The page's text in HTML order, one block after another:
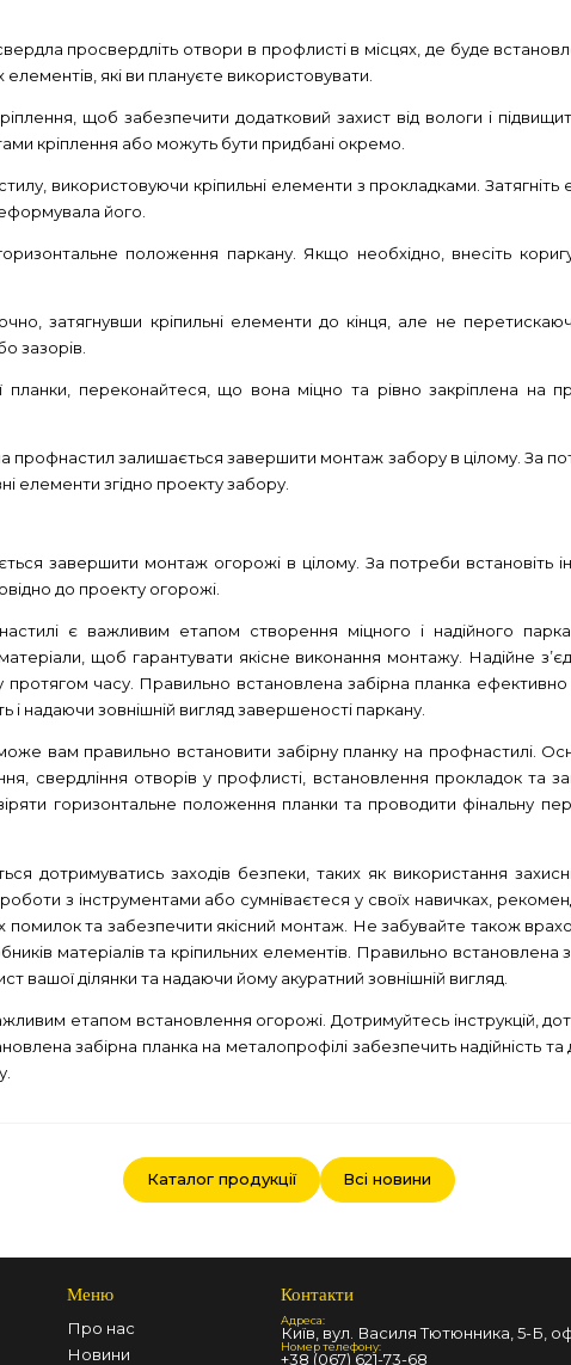
просвердліть отвори в профлисті в місцях, де буде
елементів, які ви плануєте використовувати.
щоб забезпечити додатковий захист від вологи і
кріплення або можуть бути придбані окремо.
використовуючи кріпильні елементи з прокладками.
його.
положення паркану. Якщо необхідно, внесіть
затягнувши кріпильні елементи до кінця, але не
зазорів.
планки, переконайтеся, що вона міцно та рівно закріплена на
профнастил залишається завершити монтаж забору в цілому. За
елементи згідно проекту забору.
завершити монтаж огорожі в цілому. За потреби встановіть
до проекту огорожі.
є важливим етапом створення міцного і надійного
щоб гарантувати якісне виконання монтажу. Надійне
протягом часу. Правильно встановлена забірна планка
і надаючи зовнішній вигляд завершеності паркану.
вам правильно встановити забірну планку на профнастилі.
свердління отворів у профлисті, встановлення прокладок та
горизонтальне положення планки та проводити фінальну
дотримуватись заходів безпеки, таких як використання
з інструментами або сумніваєтеся у своїх навичках,
та забезпечити якісний монтаж. Не забувайте також
матеріалів та кріпильних елементів. Правильно встановлена
вашої ділянки та надаючи йому акуратний зовнішній вигляд.
етапом встановлення огорожі. Дотримуйтесь інструкцій,
забірна планка на металопрофілі забезпечить надійність та
Каталог продукції Всі новини
Меню
Про нас
Новини
Контакти
Адреса:
Київ, вул. Василя Тютюнника, 5-Б,
Номер телефону:
+38 (067) 621-73-68